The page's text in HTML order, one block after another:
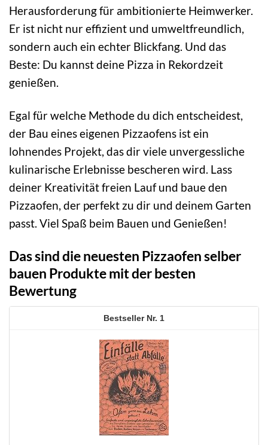
Herausforderung für ambitionierte Heimwerker.
Er ist nicht nur effizient und umweltfreundlich,
sondern auch ein echter Blickfang. Und das
Beste: Du kannst deine Pizza in Rekordzeit
genießen.
Egal für welche Methode du dich entscheidest,
der Bau eines eigenen Pizzaofens ist ein
lohnendes Projekt, das dir viele unvergessliche
kulinarische Erlebnisse bescheren wird. Lass
deiner Kreativität freien Lauf und baue den
Pizzaofen, der perfekt zu dir und deinem Garten
passt. Viel Spaß beim Bauen und Genießen!
Das sind die neuesten Pizzaofen selber
bauen Produkte mit der besten
Bewertung
1